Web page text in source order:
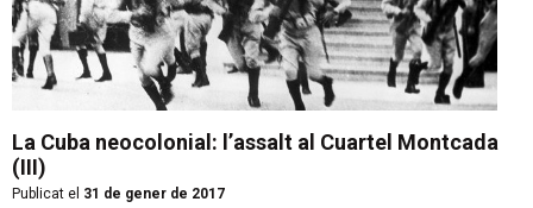
La Cuba neocolonial: l’assalt al Cuartel Montcada
(III)
Publicat el 31 de gener de 2017